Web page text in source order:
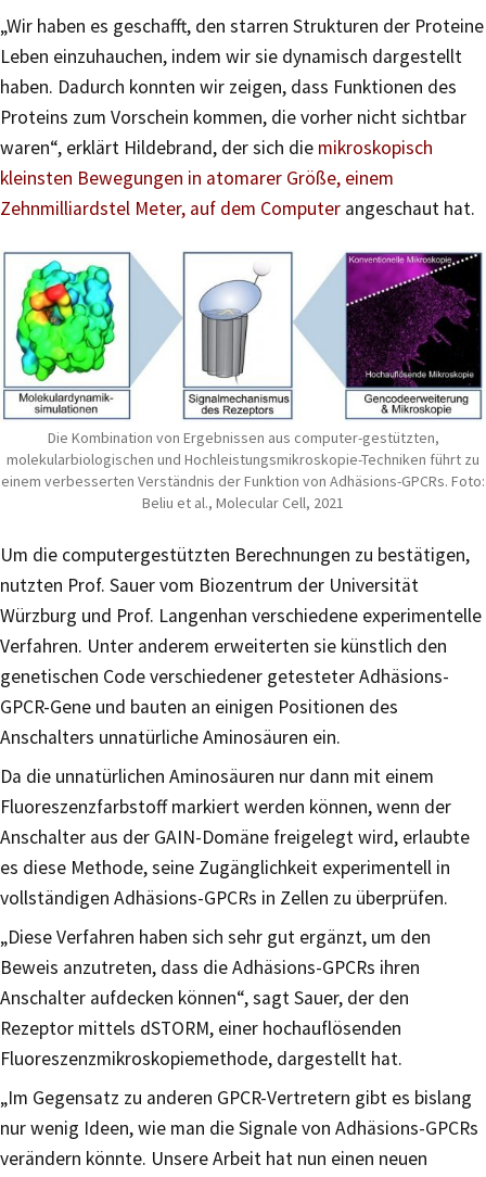
„Wir haben es geschafft, den starren Strukturen der Proteine
Leben einzuhauchen, indem wir sie dynamisch dargestellt
haben. Dadurch konnten wir zeigen, dass Funktionen des
Proteins zum Vorschein kommen, die vorher nicht sichtbar
waren“, erklärt Hildebrand, der sich die mikroskopisch
kleinsten Bewegungen in atomarer Größe, einem
Zehnmilliardstel Meter, auf dem Computer angeschaut hat.
Die Kombination von Ergebnissen aus computer-gestützten,
molekularbiologischen und Hochleistungsmikroskopie-Techniken führt zu
einem verbesserten Verständnis der Funktion von Adhäsions-GPCRs. Foto:
Beliu et al., Molecular Cell, 2021
Um die computergestützten Berechnungen zu bestätigen,
nutzten Prof. Sauer vom Biozentrum der Universität
Würzburg und Prof. Langenhan verschiedene experimentelle
Verfahren. Unter anderem erweiterten sie künstlich den
genetischen Code verschiedener getesteter Adhäsions-
GPCR-Gene und bauten an einigen Positionen des
Anschalters unnatürliche Aminosäuren ein.
Da die unnatürlichen Aminosäuren nur dann mit einem
Fluoreszenzfarbstoff markiert werden können, wenn der
Anschalter aus der GAIN-Domäne freigelegt wird, erlaubte
es diese Methode, seine Zugänglichkeit experimentell in
vollständigen Adhäsions-GPCRs in Zellen zu überprüfen.
„Diese Verfahren haben sich sehr gut ergänzt, um den
Beweis anzutreten, dass die Adhäsions-GPCRs ihren
Anschalter aufdecken können“, sagt Sauer, der den
Rezeptor mittels dSTORM, einer hochauflösenden
Fluoreszenzmikroskopiemethode, dargestellt hat.
„Im Gegensatz zu anderen GPCR-Vertretern gibt es bislang
nur wenig Ideen, wie man die Signale von Adhäsions-GPCRs
verändern könnte. Unsere Arbeit hat nun einen neuen